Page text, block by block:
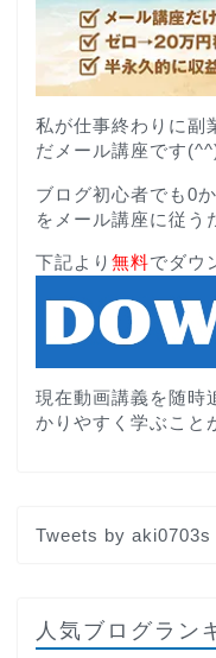
私が仕事終わりに副
だメール講座です
ブログ初心者でも0
をメール講座に従う
下記より 無料でダウ
現在動画講義を随時
かりやすく学ぶこと
Tweets by aki0703s
人気ブログラン